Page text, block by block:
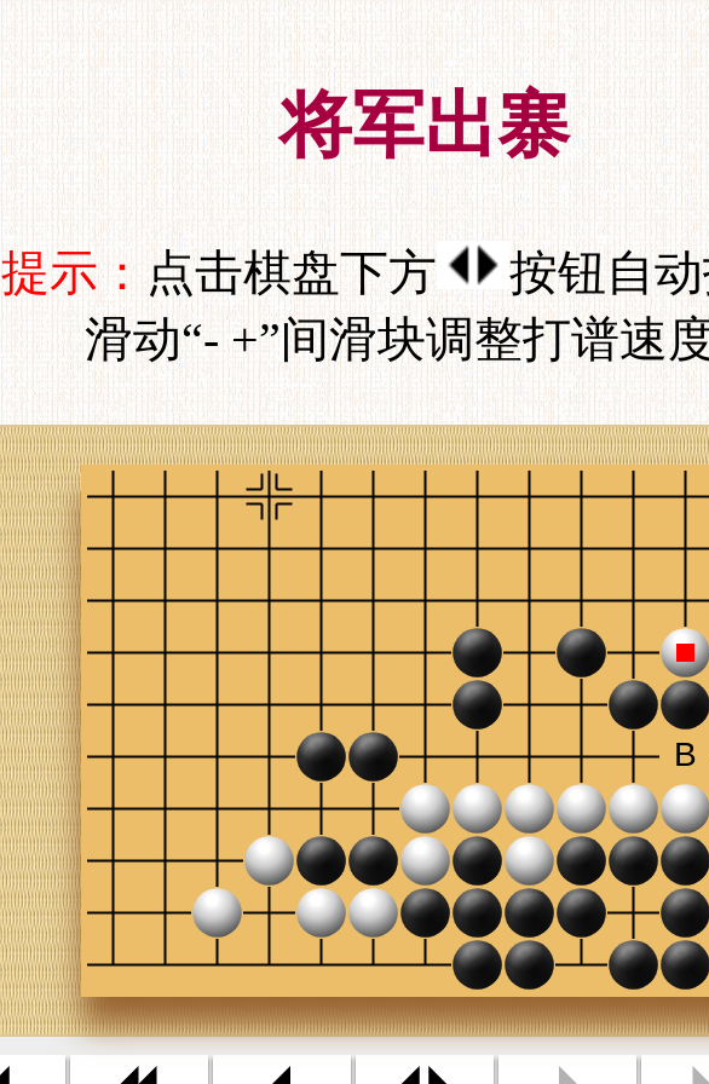
将军出寨
提示： 点击棋盘下方
按钮自动
滑动“- +”间滑块调整打谱速